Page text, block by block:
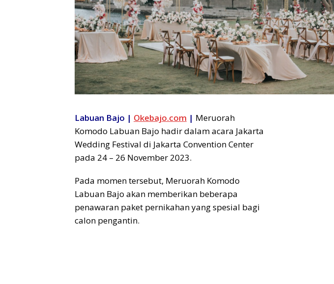
Labuan Bajo | Okebajo.com | Meruorah
Komodo Labuan Bajo hadir dalam acara Jakarta
Wedding Festival di Jakarta Convention Center
pada 24 – 26 November 2023.
Pada momen tersebut, Meruorah Komodo
Labuan Bajo akan memberikan beberapa
penawaran paket pernikahan yang spesial bagi
calon pengantin.